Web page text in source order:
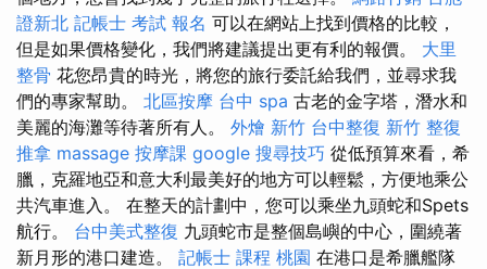
證新北 記帳士 考試 報名 可以在網站上找到價格的比較，
但是如果價格變化，我們將建議提出更有利的報價。 大里
整骨 花您昂貴的時光，將您的旅行委託給我們，並尋求我
們的專家幫助。 北區按摩 台中 spa 古老的金字塔，潛水和
美麗的海灘等待著所有人。 外燴 新竹 台中整復 新竹 整復
推拿 massage 按摩課 google 搜尋技巧 從低預算來看，希
臘，克羅地亞和意大利最美好的地方可以輕鬆，方便地乘公
共汽車進入。 在整天的計劃中，您可以乘坐九頭蛇和Spets
航行。 台中美式整復 九頭蛇市是整個島嶼的中心，圍繞著
新月形的港口建造。 記帳士 課程 桃園 在港口是希臘艦隊